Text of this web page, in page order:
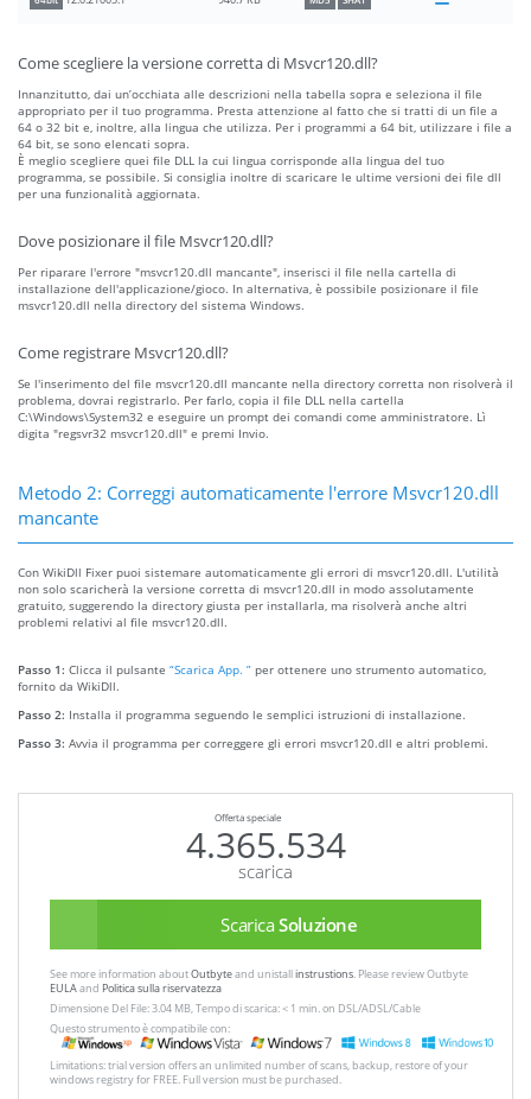
Come scegliere la versione corretta di Msvcr120.dll?
Innanzitutto, dai un’occhiata alle descrizioni nella tabella sopra e seleziona il file
appropriato per il tuo programma. Presta attenzione al fatto che si tratti di un file a
64 o 32 bit e, inoltre, alla lingua che utilizza. Per i programmi a 64 bit, utilizzare i file a
64 bit, se sono elencati sopra.
È meglio scegliere quei file DLL la cui lingua corrisponde alla lingua del tuo
programma, se possibile. Si consiglia inoltre di scaricare le ultime versioni dei file dll
per una funzionalità aggiornata.
Dove posizionare il file Msvcr120.dll?
Per riparare l'errore "msvcr120.dll mancante", inserisci il file nella cartella di
installazione dell'applicazione/gioco. In alternativa, è possibile posizionare il file
msvcr120.dll nella directory del sistema Windows.
Come registrare Msvcr120.dll?
Se l'inserimento del file msvcr120.dll mancante nella directory corretta non risolverà il
problema, dovrai registrarlo. Per farlo, copia il file DLL nella cartella
C:\Windows\System32 e eseguire un prompt dei comandi come amministratore. Lì
digita "regsvr32 msvcr120.dll" e premi Invio.
Metodo 2: Correggi automaticamente l'errore Msvcr120.dll
mancante
Con WikiDll Fixer puoi sistemare automaticamente gli errori di msvcr120.dll. L'utilità
non solo scaricherà la versione corretta di msvcr120.dll in modo assolutamente
gratuito, suggerendo la directory giusta per installarla, ma risolverà anche altri
problemi relativi al file msvcr120.dll.
Passo 1: Clicca il pulsante “Scarica App. ” per ottenere uno strumento automatico,
fornito da WikiDll.
Passo 2: Installa il programma seguendo le semplici istruzioni di installazione.
Passo 3: Avvia il programma per correggere gli errori msvcr120.dll e altri problemi.
Offerta speciale
4.365.534
scarica
ScaricaSoluzione
See more information aboutOutbyteand unistallinstrustions. Please review Outbyte
EULAand Politica sulla riservatezza
Dimensione Del File: 3.04 MB, Tempo di scarica: < 1 min. on DSL/ADSL/Cable
Questo strumento è compatibile con:
Limitations: trial version offers an unlimited number of scans, backup, restore of your
windows registry for FREE. Full version must be purchased.